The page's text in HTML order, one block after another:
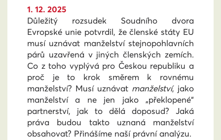
1. 12. 2025
Důležitý rozsudek Soudního dvora
Evropské unie potvrdil, že členské státy EU
musí uznávat manželství stejnopohlavních
párů uzavřená v jiných členských zemích.
Co z toho vyplývá pro Českou republiku a
proč je to krok směrem k rovnému
manželství? Musí uznávat manželství, jako
manželství a ne jen jako „překlopené“
partnerství, jak to dělá doposud? Jaká
práva budou takto uznaná manželství
obsahovat? Přinášíme naší právní analýzu.